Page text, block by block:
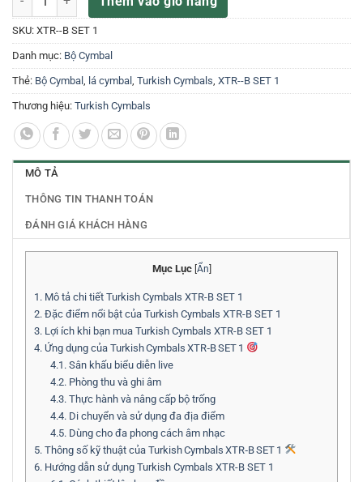
SKU: XTR--B SET 1
Danh mục: Bộ Cymbal
Thẻ: Bộ Cymbal , lá cymbal , Turkish Cymbals, XTR--B SET 1
Thương hiệu: Turkish Cymbals
MÔ TẢ
THÔNG TIN THANH TOÁN
ĐÁNH GIÁ KHÁCH HÀNG
Mục Lục Ẩn
1. Mô tả chi tiết Turkish Cymbals XTR-B SET 1
2. Đặc điểm nổi bật của Turkish Cymbals XTR-B SET 1
3. Lợi ích khi bạn mua Turkish Cymbals XTR-B SET 1
4. Ứng dụng của Turkish Cymbals XTR‑B SET 1
4.1. Sân khấu biểu diễn live
4.2. Phòng thu và ghi âm
4.3. Thực hành và nâng cấp bộ trống
4.4. Di chuyển và sử dụng đa địa điểm
4.5. Dùng cho đa phong cách âm nhạc
5. Thông số kỹ thuật của Turkish Cymbals XTR‑B SET 1
6. Hướng dẫn sử dụng Turkish Cymbals XTR-B SET 1